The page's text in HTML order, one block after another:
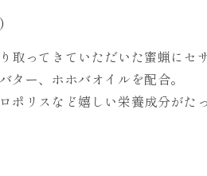
取ってきていただいた蜜蝋にセ
ター、ホホバオイルを配合。
ポリスなど嬉しい栄養成分がた